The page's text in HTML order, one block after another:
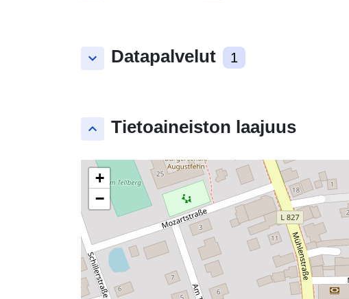
keyboard_arrow_down Datapalvelut 1
keyboard_arrow_up Tietoaineiston laajuus
+
−